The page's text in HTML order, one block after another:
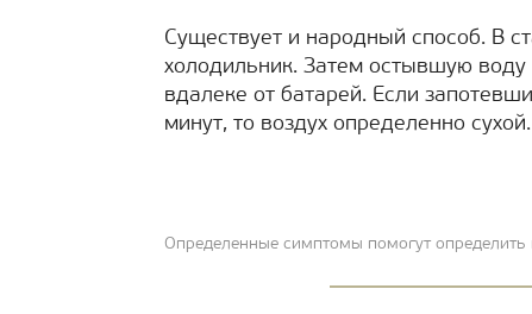
Существует и народный способ. В
холодильник. Затем остывшую
вдалеке от батарей. Если
минут, то воздух определенно сухой.
Определенные симптомы помогут